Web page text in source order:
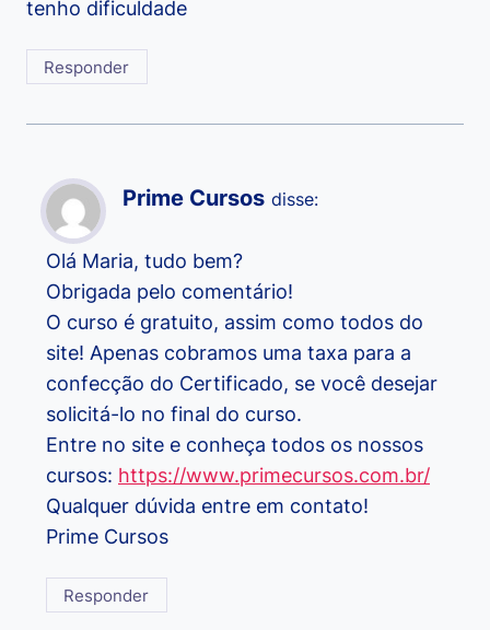
tenho dificuldade
Responder
Prime Cursos disse:
Olá Maria, tudo bem?
Obrigada pelo comentário!
O curso é gratuito, assim como todos do
site! Apenas cobramos uma taxa para a
confecção do Certificado, se você desejar
solicitá-lo no final do curso.
Entre no site e conheça todos os nossos
cursos: https://www.primecursos.com.br/
Qualquer dúvida entre em contato!
Prime Cursos
Responder